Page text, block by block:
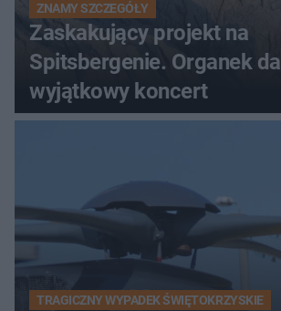
ZNAMY SZCZEGÓŁY
Zaskakujący projekt na
Spitsbergenie. Organek da
wyjątkowy koncert
TRAGICZNY WYPADEK ŚWIĘTOKRZYSKIE